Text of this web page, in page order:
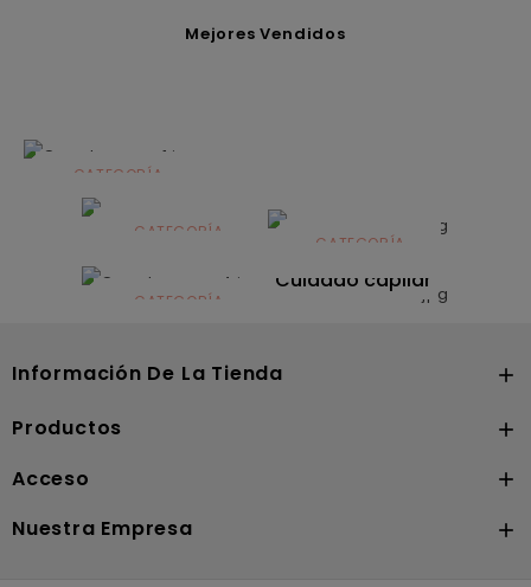
Mejores Vendidos
CATEGORÍA
Alimentación
infantilCATEGORÍA
Dermocosmética
CATEGORÍA
Solares
CATEGORÍA
Cuidado capilar
Información De La Tienda 
Productos 
Acceso 
Nuestra Empresa 